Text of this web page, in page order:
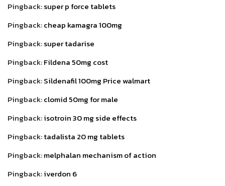
Pingback:super p force tablets
Pingback:cheap kamagra 100mg
Pingback:super tadarise
Pingback:Fildena 50mg cost
Pingback:Sildenafil 100mg Price walmart
Pingback:clomid 50mg for male
Pingback:isotroin 30 mg side effects
Pingback:tadalista 20 mg tablets
Pingback:melphalan mechanism of action
Pingback:iverdon 6